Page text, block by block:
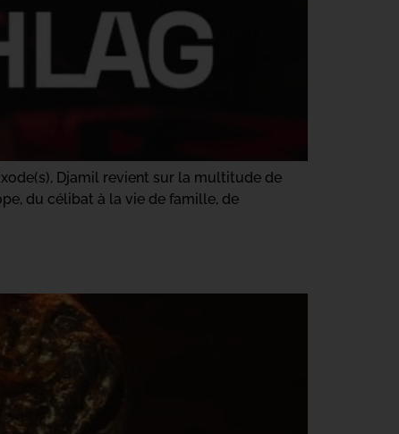
Djamil revient sur la multitude de
du célibat à la vie de famille, de